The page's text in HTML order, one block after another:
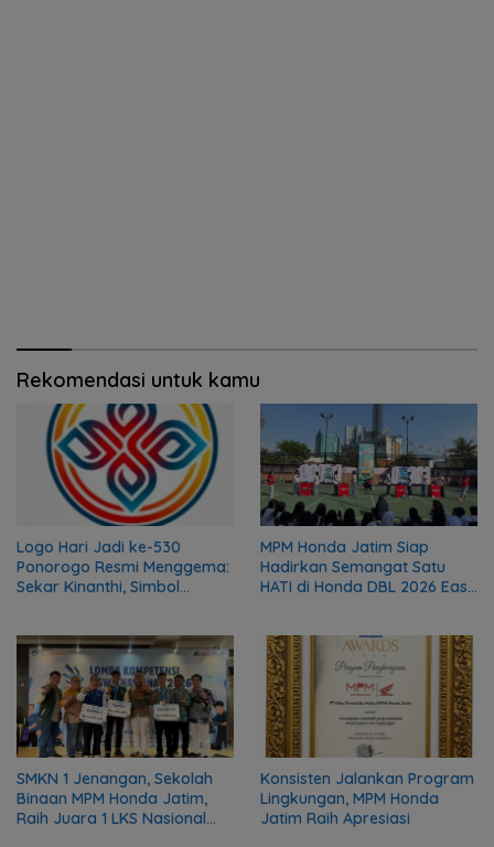
Rekomendasi untuk kamu
Logo Hari Jadi ke-530
Ponorogo Resmi Menggema:
Sekar Kinanthi, Simbol
MPM Honda Jatim Siap
Hadirkan Semangat Satu
HATI di Honda DBL 2026 East
SMKN 1 Jenangan, Sekolah
Binaan MPM Honda Jatim,
Raih Juara 1 LKS Nasional
Konsisten Jalankan Program
Lingkungan, MPM Honda
Jatim Raih Apresiasi